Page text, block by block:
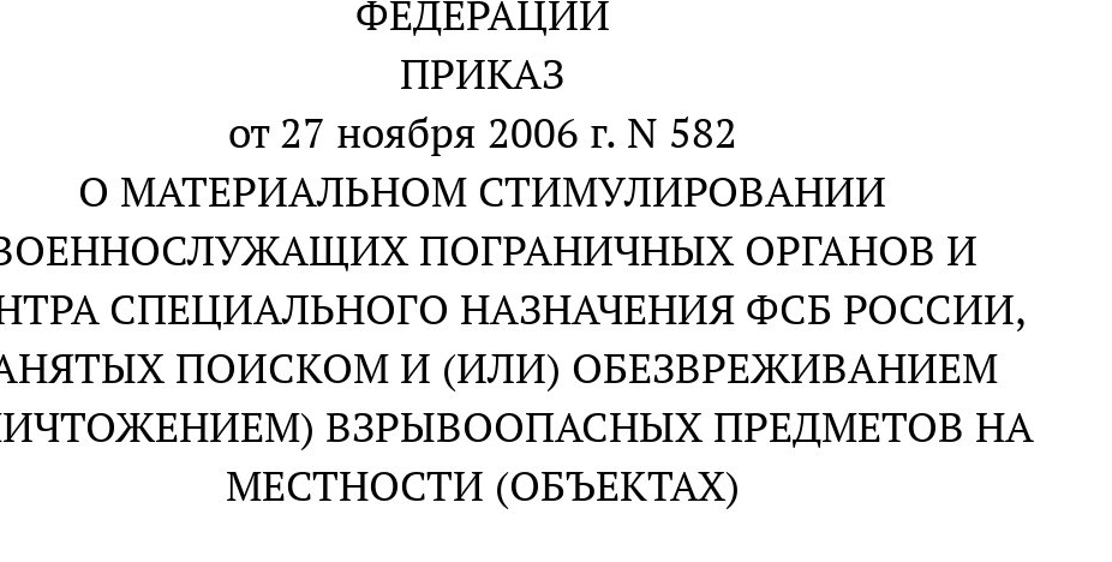
ФЕДЕРАЦИИ
ПРИКАЗ
от 27 ноября 2006 г. N 582
О МАТЕРИАЛЬНОМ СТИМУЛИРОВАНИИ
ПОГРАНИЧНЫХ ОРГАНОВ И
СПЕЦИАЛЬНОГО НАЗНАЧЕНИЯ ФСБ РОССИИ,
ПОИСКОМ И (ИЛИ) ОБЕЗВРЕЖИВАНИЕМ
ВЗРЫВООПАСНЫХ ПРЕДМЕТОВ НА
МЕСТНОСТИ (ОБЪЕКТАХ)